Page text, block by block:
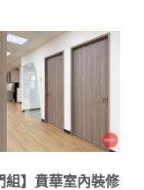
組】賁華室內裝修